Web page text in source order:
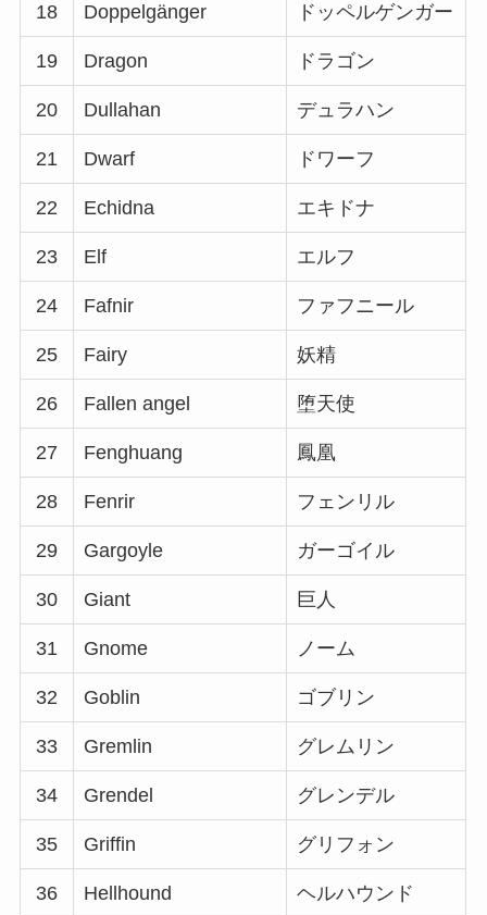
18 Doppelgänger ドッペルゲンガー
19 Dragon ドラゴン
20 Dullahan デュラハン
21 Dwarf ドワーフ
22 Echidna エキドナ
23 Elf エルフ
24 Fafnir ファフニール
25 Fairy 妖精
26 Fallen angel 堕天使
27 Fenghuang 鳳凰
28 Fenrir フェンリル
29 Gargoyle ガーゴイル
30 Giant 巨人
31 Gnome ノーム
32 Goblin ゴブリン
33 Gremlin グレムリン
34 Grendel グレンデル
35 Griffin グリフォン
36 Hellhound ヘルハウンド